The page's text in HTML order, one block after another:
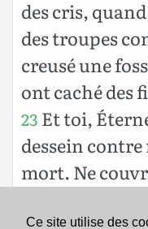
Ce site utilise des
des cris,
des troupes
creusé une
ont caché des
23 Et toi,
dessein
mort. Ne
n’efface